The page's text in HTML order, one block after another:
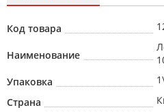
Код товара
Наименование
Упаковка
Страна